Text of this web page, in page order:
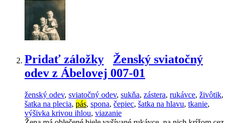
Pridať záložky
Ženský sviatočný
odev z Ábelovej 007-01
ženský odev, sviatočný odev, sukňa, zástera, rukávce, živôtik,
šatka na plecia, pás, spona, čepiec, šatka na hlavu, tkanie,
výšivka krivou ihlou, viazanie